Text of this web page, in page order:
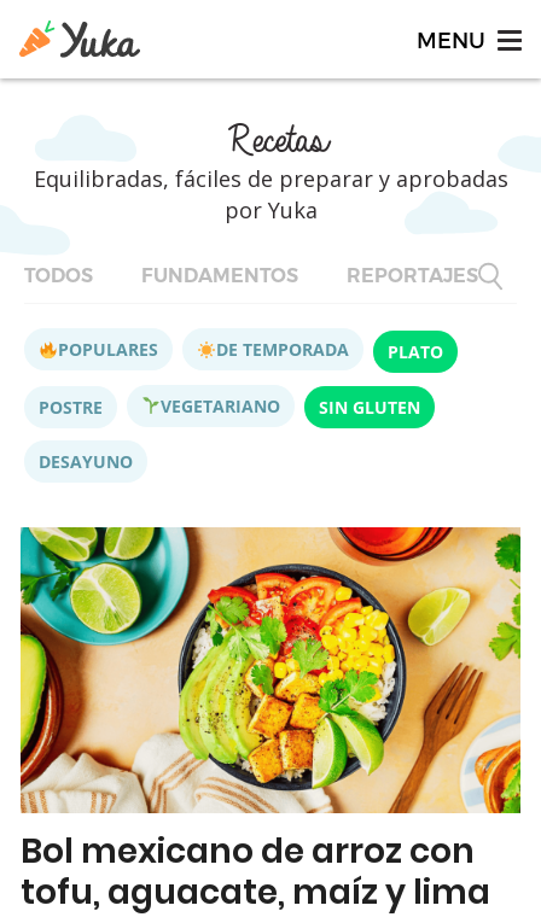
Recetas
Equilibradas, fáciles de preparar y aprobadas
por Yuka
TODOS FUNDAMENTOS REPORTAJES
POPULARES DE TEMPORADA PLATO
POSTRE VEGETARIANO SIN GLUTEN
DESAYUNO
Bol mexicano de arroz con
tofu, aguacate, maíz y lima